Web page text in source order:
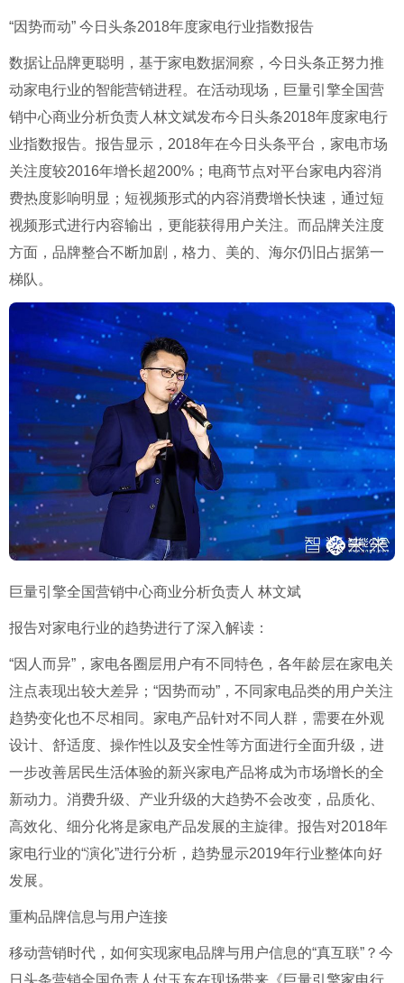
“因势而动” 今日头条2018年度家电行业指数报告
数据让品牌更聪明，基于家电数据洞察，今日头条正努力推
动家电行业的智能营销进程。在活动现场，巨量引擎全国营
销中心商业分析负责人林文斌发布今日头条2018年度家电行
业指数报告。报告显示，2018年在今日头条平台，家电市场
关注度较2016年增长超200%；电商节点对平台家电内容消
费热度影响明显；短视频形式的内容消费增长快速，通过短
视频形式进行内容输出，更能获得用户关注。而品牌关注度
方面，品牌整合不断加剧，格力、美的、海尔仍旧占据第一
梯队。
巨量引擎全国营销中心商业分析负责人 林文斌
报告对家电行业的趋势进行了深入解读：
“因人而异”，家电各圈层用户有不同特色，各年龄层在家电关
注点表现出较大差异；“因势而动”，不同家电品类的用户关注
趋势变化也不尽相同。家电产品针对不同人群，需要在外观
设计、舒适度、操作性以及安全性等方面进行全面升级，进
一步改善居民生活体验的新兴家电产品将成为市场增长的全
新动力。消费升级、产业升级的大趋势不会改变，品质化、
高效化、细分化将是家电产品发展的主旋律。报告对2018年
家电行业的“演化”进行分析，趋势显示2019年行业整体向好
发展。
重构品牌信息与用户连接
移动营销时代，如何实现家电品牌与用户信息的“真互联”？今
日头条营销全国负责人付玉东在现场带来《巨量引擎家电行